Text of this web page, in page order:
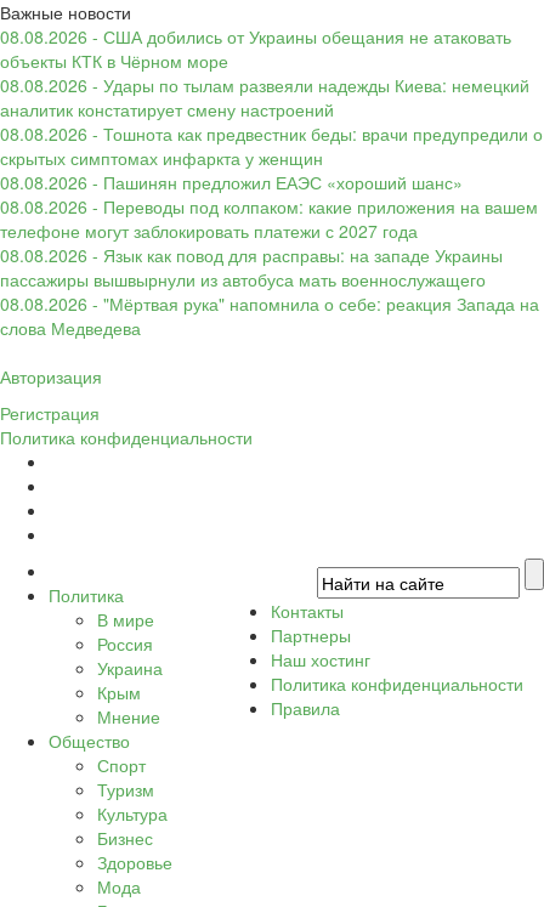
Важные новости
08.08.2026 - США добились от Украины обещания не атаковать
объекты КТК в Чёрном море
08.08.2026 - Удары по тылам развеяли надежды Киева: немецкий
аналитик констатирует смену настроений
08.08.2026 - Тошнота как предвестник беды: врачи предупредили о
скрытых симптомах инфаркта у женщин
08.08.2026 - Пашинян предложил ЕАЭС «хороший шанс»
08.08.2026 - Переводы под колпаком: какие приложения на вашем
телефоне могут заблокировать платежи с 2027 года
08.08.2026 - Язык как повод для расправы: на западе Украины
пассажиры вышвырнули из автобуса мать военнослужащего
08.08.2026 - "Мёртвая рука" напомнила о себе: реакция Запада на
слова Медведева
Авторизация
Регистрация
Политика конфиденциальности
Политика
В мире
Россия
Украина
Крым
Мнение
Общество
Спорт
Туризм
Культура
Бизнес
Здоровье
Мода
Контакты
Партнеры
Наш хостинг
Политика конфиденциальности
Правила